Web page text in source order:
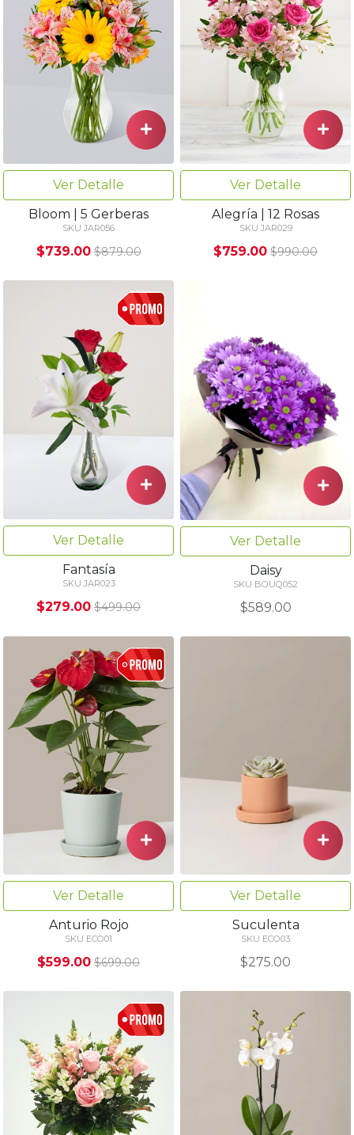
Ver Detalle
Bloom | 5 Gerberas
SKU JAR056
$739.00 $879.00
Ver Detalle
Alegría | 12 Rosas
SKU JAR029
$759.00 $990.00
Ver Detalle
Fantasía
SKU JAR023
$279.00 $499.00
Ver Detalle
Daisy
SKU BOUQ052
$589.00
Ver Detalle
Anturio Rojo
SKU ECO01
$599.00 $699.00
Ver Detalle
Suculenta
SKU ECO03
$275.00